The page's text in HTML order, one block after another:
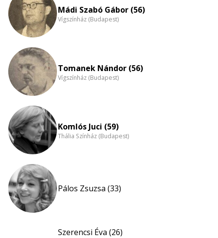
nagyítása
Mádi Szabó Gábor (56)
Vígszínház (Budapest)
Tomanek Nándor (56)
Vígszínház (Budapest)
Komlós Juci (59)
Thália Színház (Budapest)
Pálos Zsuzsa (33)
Szerencsi Éva (26)